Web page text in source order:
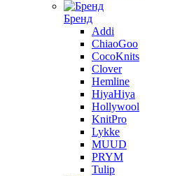
Бренд
Addi
ChiaoGoo
CocoKnits
Clover
Hemline
HiyaHiya
Hollywool
KnitPro
Lykke
MUUD
PRYM
Tulip